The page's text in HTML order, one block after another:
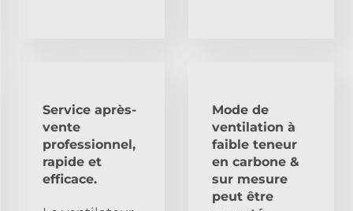
Service après-
vente
professionnel,
rapide et
efficace.
Mode de
ventilation à
faible teneur
en carbone &
sur mesure
peut être